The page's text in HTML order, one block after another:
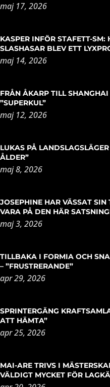
maj 17, 2026
KASPER INFÖR STAFETT-SM:
SLASHASAR BLEV ETT
maj 14, 2026
FRÅN ÅKARP TILL
”SUPERKUL”
maj 12, 2026
LUKAS PÅ
ÅLDER”
maj 8, 2026
JOSEPHINE HAR VÄSSAT SIN
VARA PÅ DEN HÄR
maj 3, 2026
TILLBAKA I FORMIA OCH
– ”FRUSTRERANDE”
apr 29, 2026
SPRINTERGÄNG
ATT HÄMTA”
apr 25, 2026
MAI-ARE TRIVS I
VÄLDIGT MYCKET FÖR